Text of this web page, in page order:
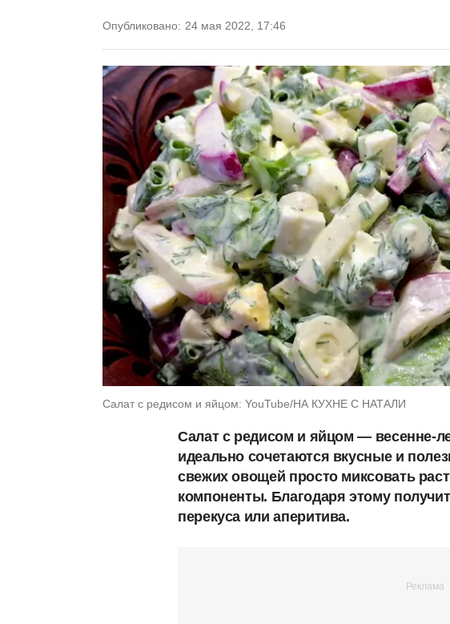
Опубликовано: 24 мая 2022, 17:46
Салат с редисом и яйцом: YouTube/НА КУХНЕ С НАТАЛИ
Салат с редисом и яйцом — весенне-
идеально сочетаются вкусные и
свежих овощей просто миксовать
компоненты. Благодаря этому
перекуса или аперитива.